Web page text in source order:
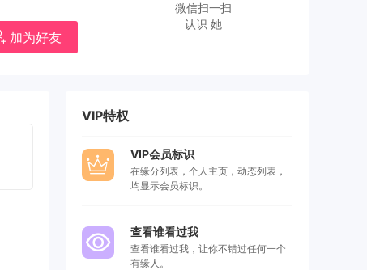
加为好友
微信扫一扫
认识 她
VIP特权
VIP会员标识
在缘分列表，个人主页，动态列表，
均显示会员标识。
查看谁看过我
查看谁看过我，让你不错过任何一个
有缘人。